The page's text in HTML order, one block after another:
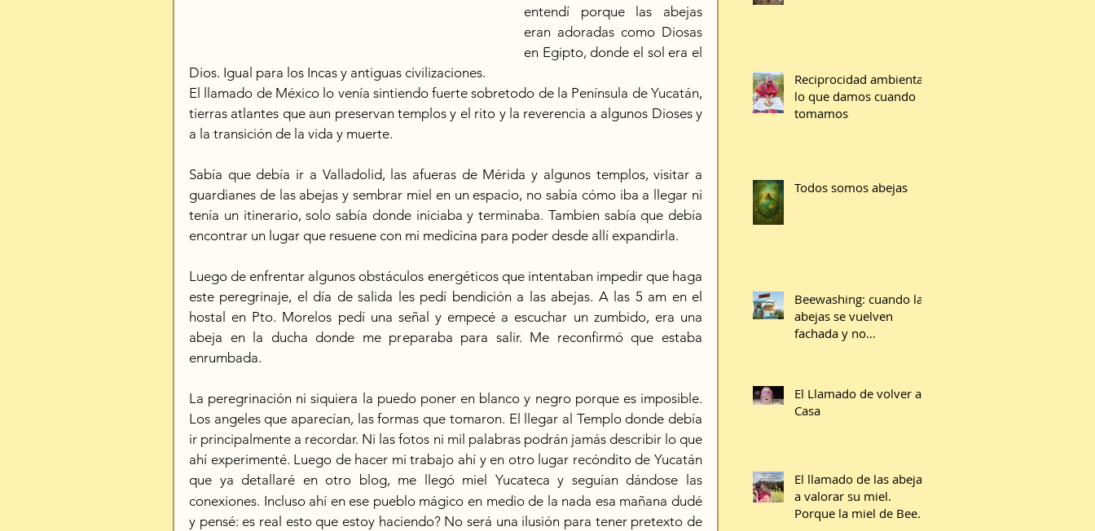
entendí porque las abejas
eran adoradas como Diosas
en Egipto, donde el sol era el
Dios. Igual para los Incas y antiguas civilizaciones.
El llamado de México lo venía sintiendo fuerte sobretodo de la Península de Yucatán,
tierras atlantes que aun preservan templos y el rito y la reverencia a algunos Dioses y
a la transición de la vida y muerte.
Sabía que debía ir a Valladolid, las afueras de Mérida y algunos templos, visitar a
guardianes de las abejas y sembrar miel en un espacio, no sabía cómo iba a llegar ni
tenía un itinerario, solo sabía donde iniciaba y terminaba. Tambien sabía que debía
encontrar un lugar que resuene con mi medicina para poder desde allí expandirla.
Luego de enfrentar algunos obstáculos energéticos que intentaban impedir que haga
este peregrinaje, el día de salida les pedí bendición a las abejas. A las 5 am en el
hostal en Pto. Morelos pedí una señal y empecé a escuchar un zumbido, era una
abeja en la ducha donde me preparaba para salir. Me reconfirmó que estaba
enrumbada.
La peregrinación ni siquiera la puedo poner en blanco y negro porque es imposible.
Los angeles que aparecían, las formas que tomaron. El llegar al Templo donde debía
ir principalmente a recordar. Ni las fotos ni mil palabras podrán jamás describir lo que
ahí experimenté. Luego de hacer mi trabajo ahí y en otro lugar recóndito de Yucatán
que ya detallaré en otro blog, me
llegó miel Yucateca y seguían dándose las
conexiones. Incluso ahí en ese pueblo mágico en medio de la nada esa mañana dudé
y pensé: es real esto que estoy haciendo? No será una ilusión para tener pretexto de
Reciprocidad ambiental:
lo que damos cuando
tomamos
Todos somos abejas
Beewashing: cuando las
abejas se vuelven
fachada y no
El Llamado de volver a
Casa
El llamado de las abejas
a valorar su miel.
Porque la miel de Bee